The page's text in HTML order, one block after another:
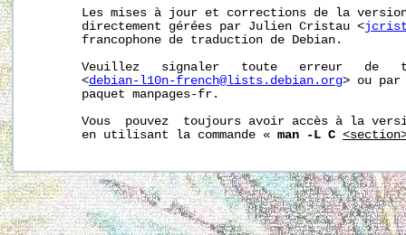
Les mises à jour et corrections de la
       directement gérées par Julien Cristau <
       francophone de traduction de Debian.
Veuillez   signaler   toute   erreur   de
       <
debian-l10n-french@lists.debian.org> ou par
       paquet manpages-fr.
Vous  pouvez  toujours avoir accès à la
       en utilisant la commande «
man -L C